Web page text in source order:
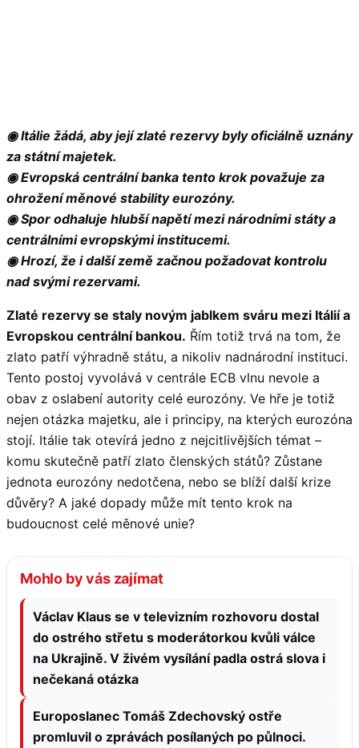
◉ Itálie žádá, aby její zlaté rezervy byly oficiálně uznány
za státní majetek.
◉ Evropská centrální banka tento krok považuje za
ohrožení měnové stability eurozóny.
◉ Spor odhaluje hlubší napětí mezi národními státy a
centrálními evropskými institucemi.
◉ Hrozí, že i další země začnou požadovat kontrolu
nad svými rezervami.
Zlaté rezervy se staly novým jablkem sváru mezi Itálií a
Evropskou centrální bankou. Řím totiž trvá na tom, že
zlato patří výhradně státu, a nikoliv nadnárodní instituci.
Tento postoj vyvolává v centrále ECB vlnu nevole a
obav z oslabení autority celé eurozóny. Ve hře je totiž
nejen otázka majetku, ale i principy, na kterých eurozóna
stojí. Itálie tak otevírá jedno z nejcitlivějších témat –
komu skutečně patří zlato členských států? Zůstane
jednota eurozóny nedotčena, nebo se blíží další krize
důvěry? A jaké dopady může mít tento krok na
budoucnost celé měnové unie?
Mohlo by vás zajímat
Václav Klaus se v televizním rozhovoru dostal
do ostrého střetu s moderátorkou kvůli válce
na Ukrajině. V živém vysílání padla ostrá slova i
nečekaná otázka
Europoslanec Tomáš Zdechovský ostře
promluvil o zprávách posílaných po půlnoci.